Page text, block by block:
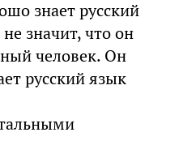
знает русский
значит, что он
человек. Он
русский язык